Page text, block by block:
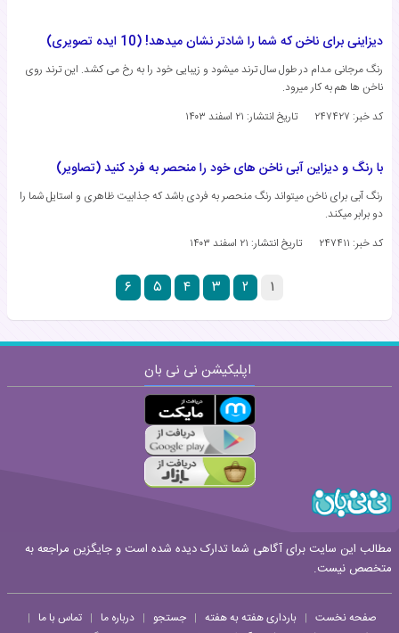
دیزاینی برای ناخن که شما را شادتر نشان میدهد! (10 ایده تصویری)
رنگ مرجانی مدام در طول سال ترند میشود و زیبایی خود را به رخ می کشد. این ترند روی
ناخن ها هم به کار میرود.
کد خبر: ۲۴۷۴۲۷
تاریخ انتشار: ۲۱ اسفند ۱۴۰۳
با رنگ و دیزاین آبی ناخن های خود را منحصر به فرد کنید (تصاویر)
رنگ آبی برای ناخن میتواند رنگ منحصر به فردی باشد که جذابیت ظاهری و استایل شما را
دو برابر میکند.
کد خبر: ۲۴۷۴۱۱
تاریخ انتشار: ۲۱ اسفند ۱۴۰۳
۱ ۲ ۳ ۴ ۵ ۶
اپلیکیشن نی نی بان
مطالب این سایت برای آگاهی شما تدارک دیده شده است و جایگزین مراجعه به
متخصص نیست.
صفحه نخست | بارداری هفته به هفته | جستجو | درباره ما | تماس با ما |